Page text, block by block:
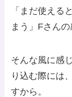
「まだ使える
まう」Fさん
そんな風に感
り込む際には
すから。